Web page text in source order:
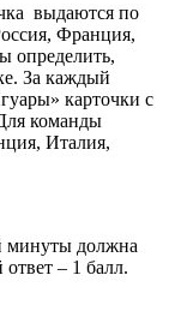
выдаются по
Франция,
определить,
За каждый
карточки с
команды
Италия,
минуты должна
– 1 балл.